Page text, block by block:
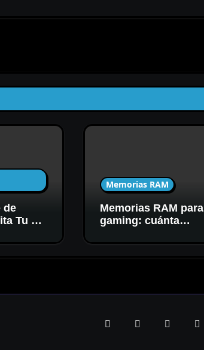
de
Tu PC
Memorias RAM
Memorias RAM para
gaming: cuánta
velocidad necesitás